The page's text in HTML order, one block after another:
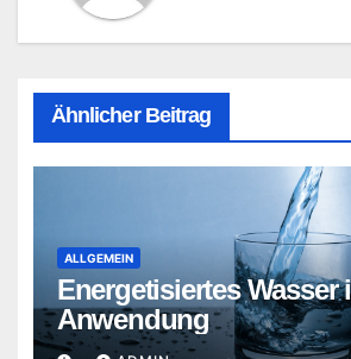
Ähnlicher Beitrag
ALLGEMEIN
Energetisiertes Wasser
Anwendung